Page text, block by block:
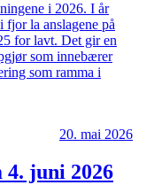
i 2026. I år
fjor la anslagene på
for lavt. Det gir en
som innebærer
som ramma i
20. mai 2026
4. juni 2026